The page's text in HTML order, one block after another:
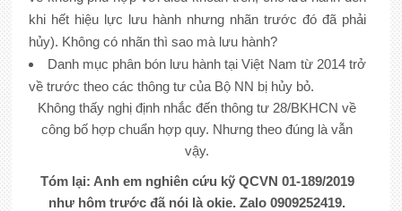
khi hết hiệu lực lưu hành nhưng nhãn trước đó đã phải
hủy). Không có nhãn thì sao mà lưu hành?
Danh mục phân bón lưu hành tại Việt Nam từ 2014 trở
về trước theo các thông tư của Bộ NN bị hủy bỏ.
Không thấy nghị định nhắc đến thông tư 28/BKHCN về
công bố hợp chuẩn hợp quy. Nhưng theo đúng là vẫn
vậy.
Tóm lại: Anh em nghiên cứu kỹ QCVN 01-189/2019
như hôm trước đã nói là okie. Zalo 0909252419.